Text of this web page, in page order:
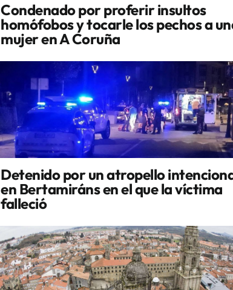
Condenado por proferir insultos
homófobos y tocarle los pechos a
mujer en A Coruña
Detenido por un atropello
en Bertamiráns en el que la víctima
falleció